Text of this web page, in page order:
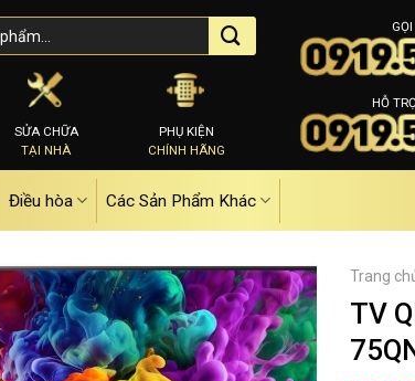
SỬA CHỮA
TẠI NHÀ
PHỤ KIỆN
CHÍNH HÃNG
HỖ
Điều hòa Các Sản Phẩm Khác
Trang
TV